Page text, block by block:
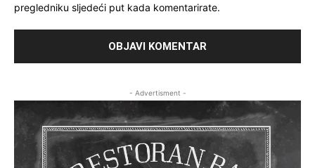
pregledniku sljedeći put kada komentarirate.
- Advertisment -